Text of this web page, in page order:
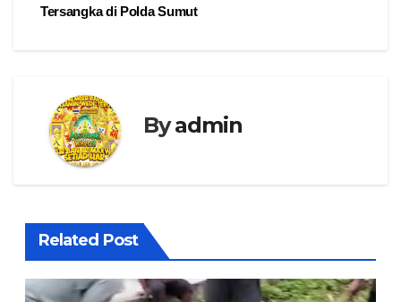
Tersangka di Polda Sumut
Byadmin
Related Post